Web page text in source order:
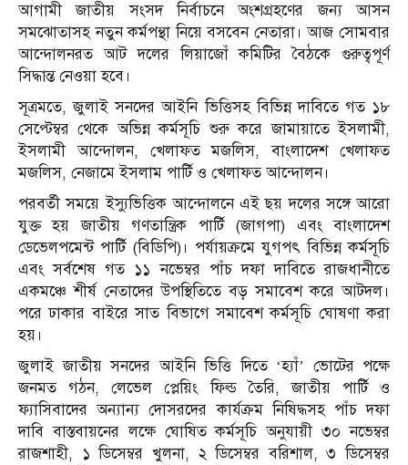
আগামী জাতীয় সংসদ নির্বাচনে অংশগ্রহণের জন্য আসন
সমঝোতাসহ নতুন কর্মপন্থা নিয়ে বসবেন নেতারা। আজ সোমবার
আন্দোলনরত আট দলের লিয়াজোঁ কমিটির বৈঠকে গুরুত্বপূর্ণ
সিদ্ধান্ত নেওয়া হবে।
সূত্রমতে, জুলাই সনদের আইনি ভিত্তিসহ বিভিন্ন দাবিতে গত ১৮
সেপ্টেম্বর থেকে অভিন্ন কর্মসূচি শুরু করে জামায়াতে ইসলামী,
ইসলামী আন্দোলন, খেলাফত মজলিস, বাংলাদেশ খেলাফত
মজলিস, নেজামে ইসলাম পার্টি ও খেলাফত আন্দোলন।
পরবর্তী সময়ে ইস্যুভিত্তিক আন্দোলনে এই ছয় দলের সঙ্গে আরো
যুক্ত হয় জাতীয় গণতান্ত্রিক পার্টি (জাগপা) এবং বাংলাদেশ
ডেভেলপমেন্ট পার্টি (বিডিপি)। পর্যায়ক্রমে যুগপৎ বিভিন্ন কর্মসূচি
এবং সর্বশেষ গত ১১ নভেম্বর পাঁচ দফা দাবিতে রাজধানীতে
একমঞ্চে শীর্ষ নেতাদের উপস্থিতিতে বড় সমাবেশ করে আটদল।
পরে ঢাকার বাইরে সাত বিভাগে সমাবেশ কর্মসূচি ঘোষণা করা
হয়।
জুলাই জাতীয় সনদের আইনি ভিত্তি দিতে ‘হ্যাঁ’ ভোটের পক্ষে
জনমত গঠন, লেভেল প্লেয়িং ফিল্ড তৈরি, জাতীয় পার্টি ও
ফ্যাসিবাদের অন্যান্য দোসরদের কার্যক্রম নিষিদ্ধসহ পাঁচ দফা
দাবি বাস্তবায়নের লক্ষে ঘোষিত কর্মসূচি অনুযায়ী ৩০ নভেম্বর
রাজশাহী, ১ ডিসেম্বর খুলনা, ২ ডিসেম্বর বরিশাল, ৩ ডিসেম্বর